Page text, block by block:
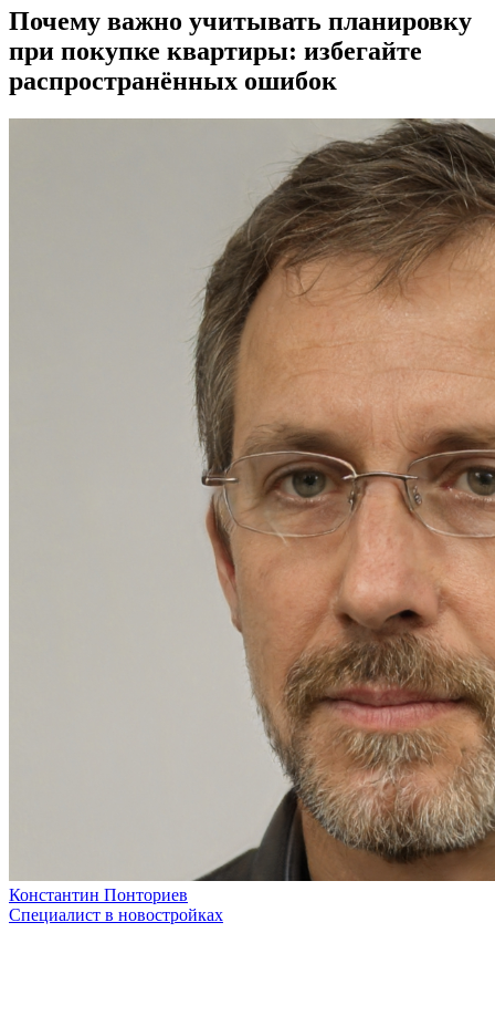
Почему важно учитывать планировку
при покупке квартиры: избегайте
распространённых ошибок
Константин Понториев
Специалист в новостройках